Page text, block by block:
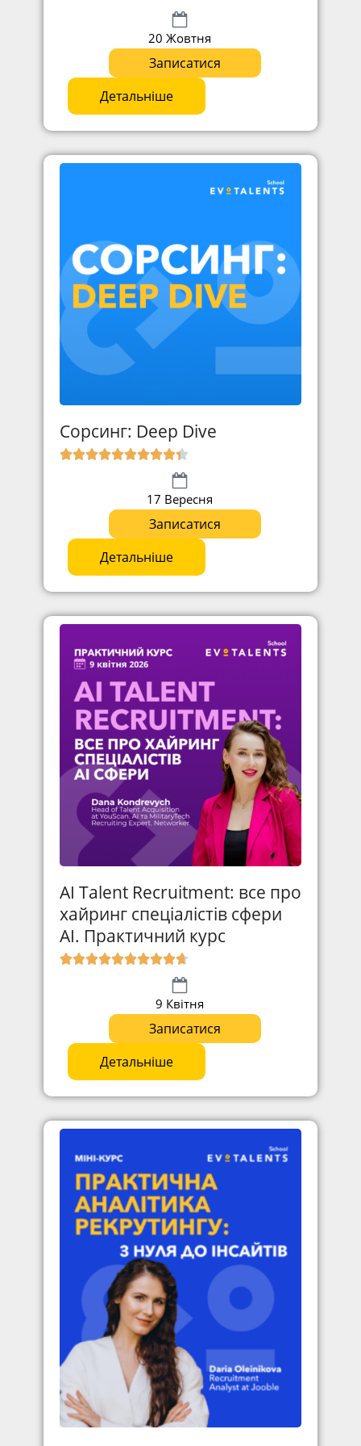
20 Жовтня
Записатися
Детальніше
Сорсинг: Deep Dive
17 Вересня
Записатися
Детальніше
AI Talent Recruitment: все про
хайринг спеціалістів сфери
АІ. Практичний курс
9 Квітня
Записатися
Детальніше